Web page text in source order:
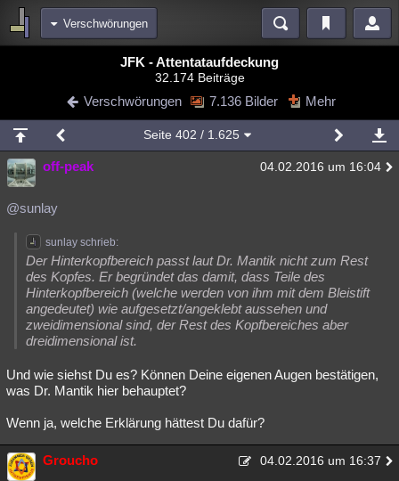
Verschwörungen
Diskussionen Blogs Videos
Chat Wiki Neuigkeiten
meine Rubriken
Menschen Mystery Kriminalfälle
Spiritualität
Natur Umfragen
weitere Rubriken
Philosophie Träume Orte Esoterik Literatur
Astronomie Helpdesk Gruppen Gaming Filme
Übersichten
Besucht Teilgenommen Alle Neue
Lesenswert
JFK - Attentataufdeckung
32.174 Beiträge
Verschwörungen 7.136 Bilder Mehr
Seite 402 / 1.625
off-peak 04.02.2016 um 16:04
@sunlay
sunlay schrieb:
Der Hinterkopfbereich passt laut Dr. Mantik nicht zum Rest
des Kopfes. Er begründet das damit, dass Teile des
Hinterkopfbereich (welche werden von ihm mit dem Bleistift
angedeutet) wie aufgesetzt/angeklebt aussehen und
zweidimensional sind, der Rest des Kopfbereiches aber
dreidimensional ist.
Und wie siehst Du es? Können Deine eigenen Augen bestätigen,
was Dr. Mantik hier behauptet?
Wenn ja, welche Erklärung hättest Du dafür?
Groucho 04.02.2016 um 16:37